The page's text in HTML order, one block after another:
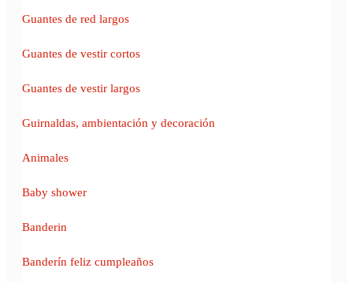
Guantes de red largos
Guantes de vestir cortos
Guantes de vestir largos
Guirnaldas, ambientación y decoración
Animales
Baby shower
Banderin
Banderín feliz cumpleaños